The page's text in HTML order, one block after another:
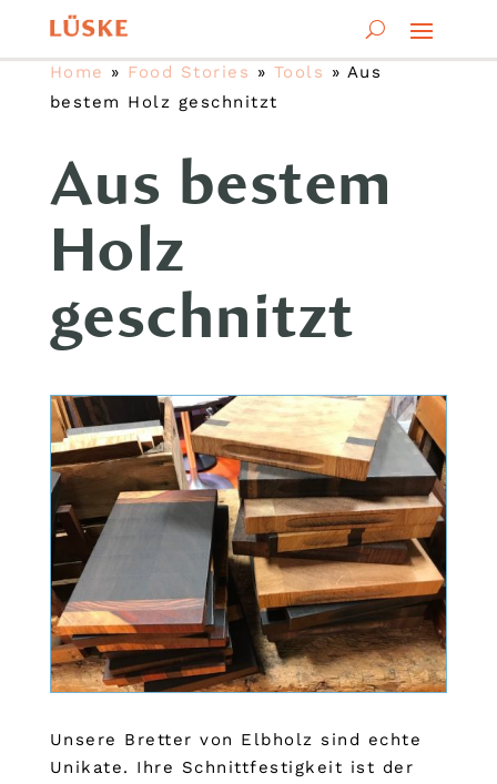
Home » Food Stories » Tools » Aus
bestem Holz geschnitzt
Aus bestem
Holz
geschnitzt
Unsere Bretter von Elbholz sind echte
Unikate. Ihre Schnittfestigkeit ist der